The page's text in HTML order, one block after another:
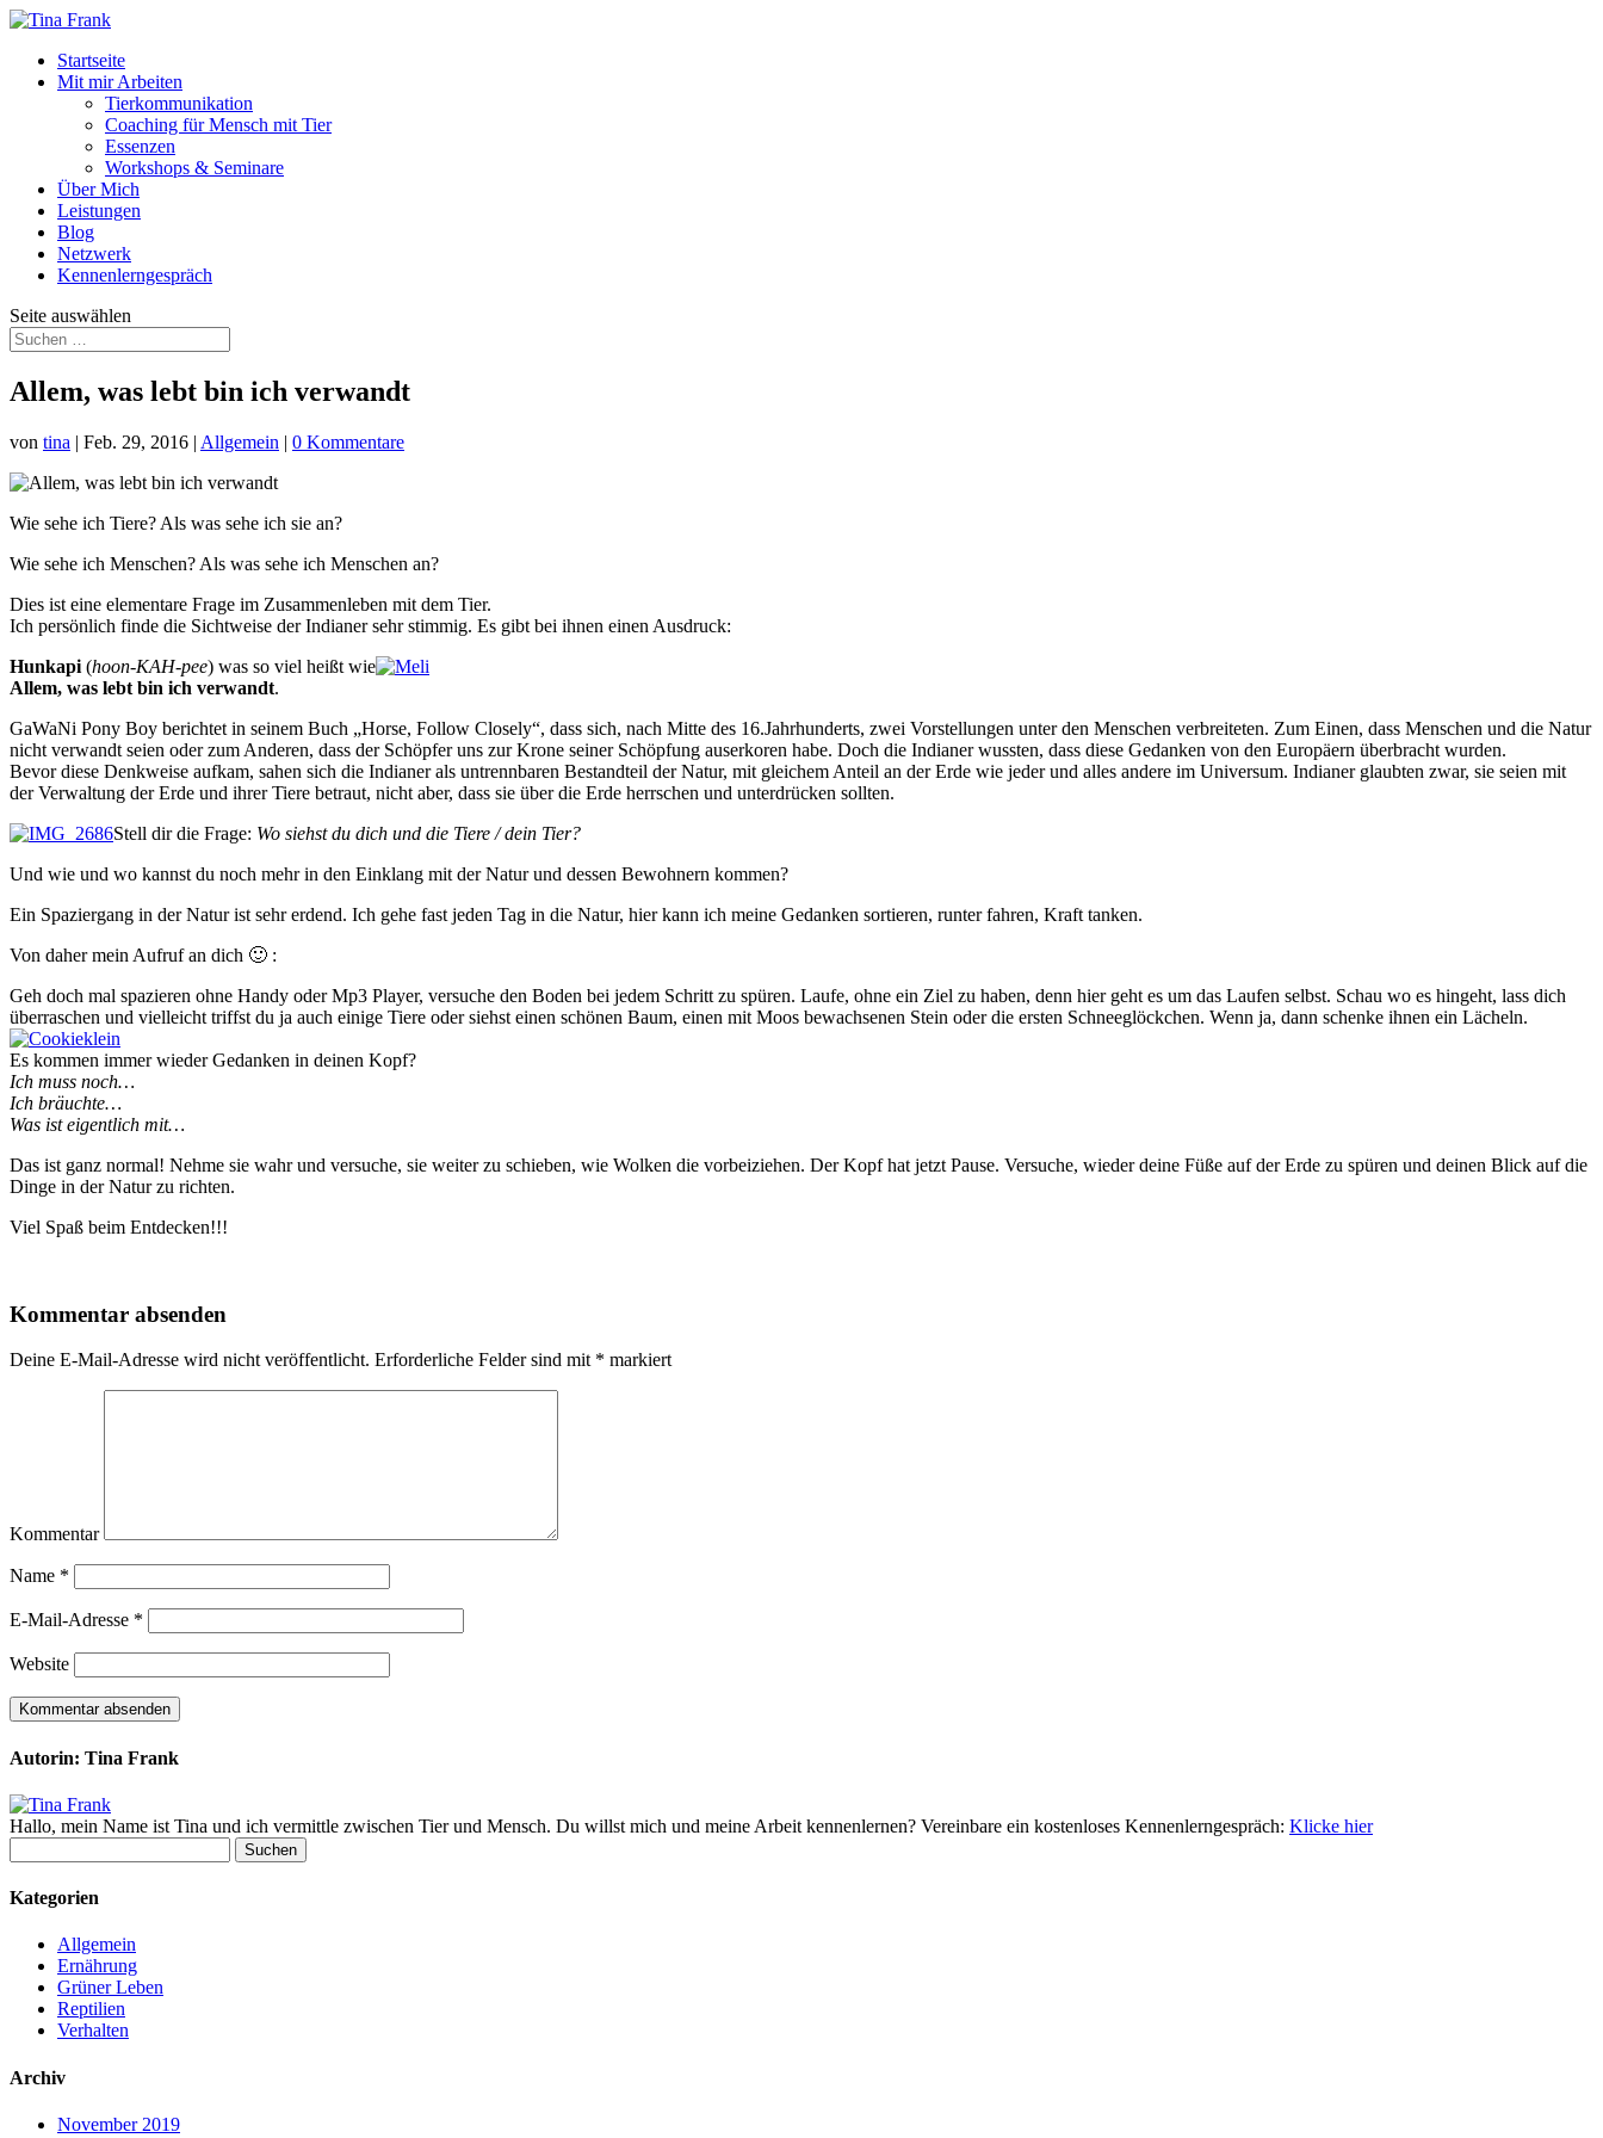
Startseite
Mit mir Arbeiten
Tierkommunikation
Coaching für Mensch mit Tier
Essenzen
Workshops & Seminare
Über Mich
Leistungen
Blog
Netzwerk
Kennenlerngespräch
Seite auswählen
Allem, was lebt bin ich verwandt
von tina | Feb. 29, 2016 | Allgemein | 0 Kommentare
Wie sehe ich Tiere? Als was sehe ich sie an?
Wie sehe ich Menschen? Als was sehe ich Menschen an?
Dies ist eine elementare Frage im Zusammenleben mit dem Tier.
Ich persönlich finde die Sichtweise der Indianer sehr stimmig. Es gibt bei ihnen einen Ausdruck:
Hunkapi (hoon-KAH-pee) was so viel heißt wie
Allem, was lebt bin ich verwandt.
GaWaNi Pony Boy berichtet in seinem Buch „Horse, Follow Closely“, dass sich, nach Mitte des 16.Jahrhunderts, zwei Vorstellungen unter den Menschen verbreiteten. Zum Einen, dass Menschen und die Natur
nicht verwandt seien oder zum Anderen, dass der Schöpfer uns zur Krone seiner Schöpfung auserkoren habe. Doch die Indianer wussten, dass diese Gedanken von den Europäern überbracht wurden.
Bevor diese Denkweise aufkam, sahen sich die Indianer als untrennbaren Bestandteil der Natur, mit gleichem Anteil an der Erde wie jeder und alles andere im Universum. Indianer glaubten zwar, sie seien mit
der Verwaltung der Erde und ihrer Tiere betraut, nicht aber, dass sie über die Erde herrschen und unterdrücken sollten.
Stell dir die Frage: Wo siehst du dich und die Tiere / dein Tier?
Und wie und wo kannst du noch mehr in den Einklang mit der Natur und dessen Bewohnern kommen?
Ein Spaziergang in der Natur ist sehr erdend. Ich gehe fast jeden Tag in die Natur, hier kann ich meine Gedanken sortieren, runter fahren, Kraft tanken.
Von daher mein Aufruf an dich 🙂 :
Geh doch mal spazieren ohne Handy oder Mp3 Player, versuche den Boden bei jedem Schritt zu spüren. Laufe, ohne ein Ziel zu haben, denn hier geht es um das Laufen selbst. Schau wo es hingeht, lass dich
überraschen und vielleicht triffst du ja auch einige Tiere oder siehst einen schönen Baum, einen mit Moos bewachsenen Stein oder die ersten Schneeglöckchen. Wenn ja, dann schenke ihnen ein Lächeln.
Es kommen immer wieder Gedanken in deinen Kopf?
Ich muss noch…
Ich bräuchte…
Was ist eigentlich mit…
Das ist ganz normal! Nehme sie wahr und versuche, sie weiter zu schieben, wie Wolken die vorbeiziehen. Der Kopf hat jetzt Pause. Versuche, wieder deine Füße auf der Erde zu spüren und deinen Blick auf die
Dinge in der Natur zu richten.
Viel Spaß beim Entdecken!!!
Kommentar absenden
Deine E-Mail-Adresse wird nicht veröffentlicht. Erforderliche Felder sind mit * markiert
Kommentar
Name *
E-Mail-Adresse *
Website
Autorin: Tina Frank
Hallo, mein Name ist Tina und ich vermittle zwischen Tier und Mensch. Du willst mich und meine Arbeit kennenlernen? Vereinbare ein kostenloses Kennenlerngespräch: Klicke hier
nach:
Kategorien
Allgemein
Ernährung
Grüner Leben
Reptilien
Verhalten
Archiv
November 2019